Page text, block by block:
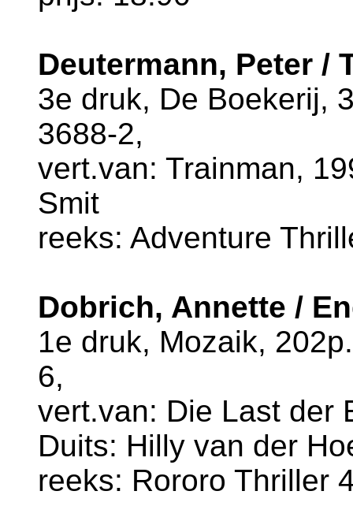
Deutermann, Peter /
3e druk, De Boekerij,
3688-2,
vert.van: Trainman,
Smit
reeks: Adventure
Dobrich, Annette /
1e druk, Mozaik,
6,
vert.van: Die Last der
Duits: Hilly van der
reeks: Rororo Thriller